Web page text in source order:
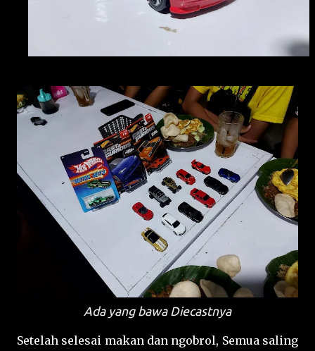
Ada yang bawa Diecastnya
Setelah selesai makan dan ngobrol, Semua saling